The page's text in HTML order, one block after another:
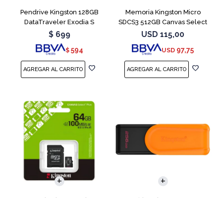
Pendrive Kingston 128GB
DataTraveler Exodia S
Turquesa
$ 699
$ 594
Memoria Kingston Micro
SDCS3 512GB Canvas Select
Plus
USD 115,00
USD 97,75